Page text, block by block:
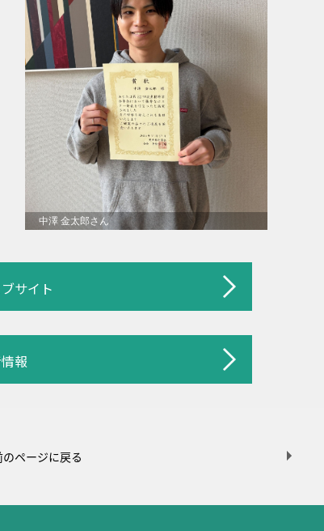
中澤 金太郎さん
サイト
報
のページに戻る